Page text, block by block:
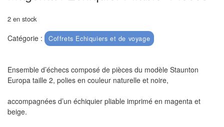
Echiquier
aveugles
Logiciels
d'échecs
2 en stock
Catégorie : Coffrets Echiquiers et de voyage
Ensemble d’échecs composé de pièces du modèle Staunton
Europa taille 2, polies en couleur naturelle et noire,
accompagnées d’un échiquier pliable imprimé en magenta et
beige.